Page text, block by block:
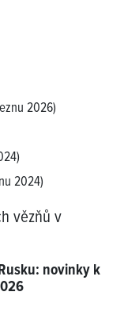
2026)
2024)
vězňů v
novinky k